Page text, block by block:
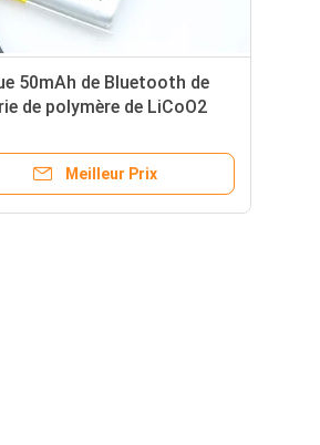
50mAh de Bluetooth de
de polymère de LiCoO2
Meilleur Prix